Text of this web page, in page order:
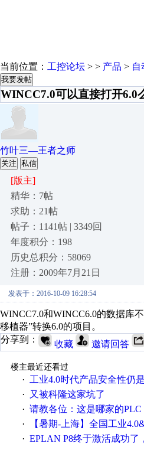
当前位置： 工控论坛 > > 产品 > 自
我要发帖
WINCC7.0可以直接打开6.0
竹叶三—王者之师
关注 私信
[版主]
精华：7帖
求助：21帖
帖子：1141帖 | 3349回
年度积分：198
历史总积分：58069
注册：2009年7月21日
发表于：2016-10-09 16:28:54
WINCC7.0和WINCC6.0的数据库
移植器”转换6.0的项目。
分享到：
收藏 邀请回答
楼主最近还看过
·
工业4.0时代产品安全性仍
· 又被科隆这家坑了
· 请教各位：这是哪家的PLC
· 【暑期-上海】全国工业4.0&智能制造高级培
· EPLAN P8终于激活成功了，感谢网上无私的